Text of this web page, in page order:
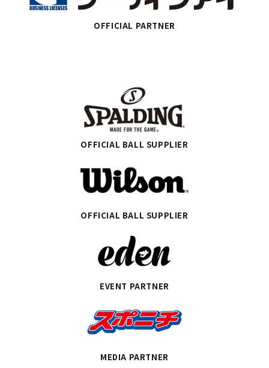
OFFICIAL PARTNER
OFFICIAL BALL SUPPLIER
OFFICIAL BALL SUPPLIER
EVENT PARTNER
MEDIA PARTNER